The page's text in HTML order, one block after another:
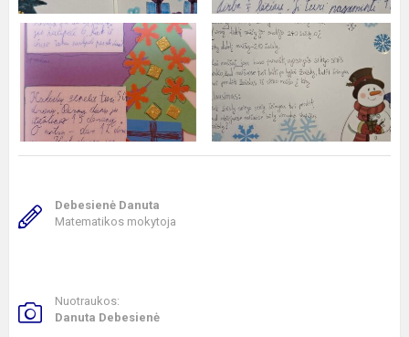
Debesienė Danuta
Matematikos mokytoja
Nuotraukos:
Danuta Debesienė